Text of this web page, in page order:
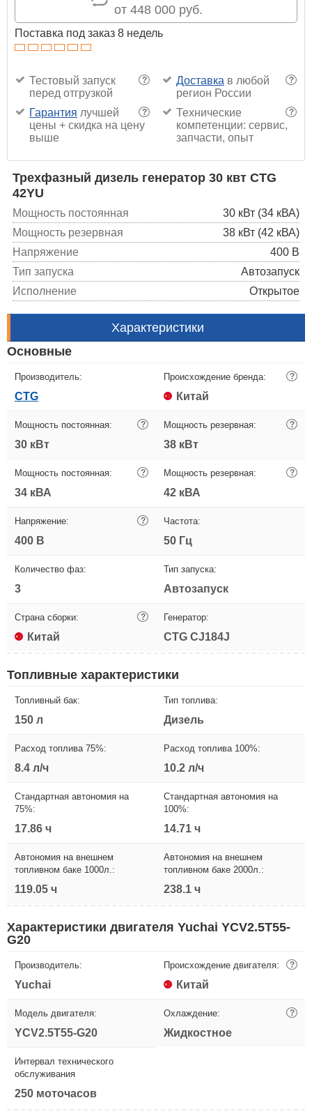
от 448 000 руб.
Поставка под заказ 8 недель
?
Тестовый запуск
перед отгрузкой
?
Доставка в любой
регион России
?
Гарантия лучшей
цены + скидка на цену
выше
?
Технические
компетенции: сервис,
запчасти, опыт
Трехфазный дизель генератор 30 квт CTG
42YU
Мощность постоянная
30 кВт (34 кВА)
Мощность резервная
38 кВт (42 кВА)
Напряжение
400 В
Тип запуска
Автозапуск
Исполнение
Открытое
Характеристики
Основные
Производитель:
CTG
Происхождение бренда: ?
Китай
Мощность постоянная: ?
30 кВт
Мощность резервная: ?
38 кВт
Мощность постоянная: ?
34 кВА
Мощность резервная: ?
42 кВА
Напряжение: ?
400 В
Частота:
50 Гц
Количество фаз:
3
Тип запуска:
Автозапуск
Страна сборки: ?
Китай
Генератор:
CTG CJ184J
Топливные характеристики
Топливный бак:
150 л
Тип топлива:
Дизель
Расход топлива 75%:
8.4 л/ч
Расход топлива 100%:
10.2 л/ч
Стандартная автономия на
75%:
17.86 ч
Стандартная автономия на
100%:
14.71 ч
Автономия на внешнем
топливном баке 1000л.:
119.05 ч
Автономия на внешнем
топливном баке 2000л.:
238.1 ч
Характеристики двигателя Yuchai YCV2.5T55-
G20
Производитель:
Yuchai
Происхождение двигателя: ?
Китай
Модель двигателя:
YCV2.5T55-G20
Охлаждение: ?
Жидкостное
Интервал технического
обслуживания
250 моточасов